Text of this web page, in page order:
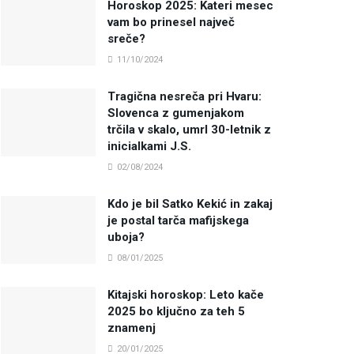
Horoskop 2025: Kateri mesec
vam bo prinesel največ
sreče?
11/10/2024
Tragična nesreča pri Hvaru:
Slovenca z gumenjakom
trčila v skalo, umrl 30-letnik z
inicialkami J.S.
02/08/2024
Kdo je bil Satko Kekić in zakaj
je postal tarča mafijskega
uboja?
08/01/2025
Kitajski horoskop: Leto kače
2025 bo ključno za teh 5
znamenj
20/01/2025